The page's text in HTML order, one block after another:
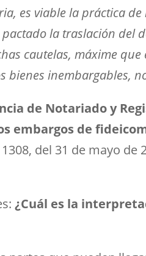
es viable la práctica
la traslación del
cautelas, máxime
bienes inembargables,
de Notariado y
embargos de
del 31 de mayo
¿Cuál es la